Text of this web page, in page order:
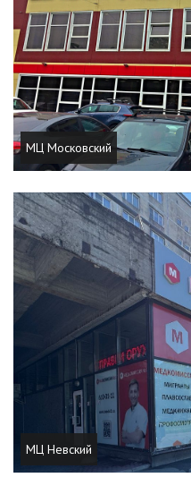
МЦ Московский
МЦ Невский